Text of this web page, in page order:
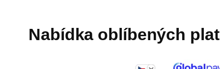
Nabídka oblíbených